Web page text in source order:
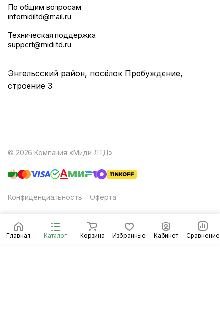
Главная Каталог Корзина Избранные Кабинет Сравнение
По общим вопросам
infomidiltd@mail.ru
Техническая поддержка
support@midiltd.ru
Энгельсский район, посёлок Пробуждение,
строение 3
© 2026 Компания «Миди ЛТД»
Конфиденциальность Оферта